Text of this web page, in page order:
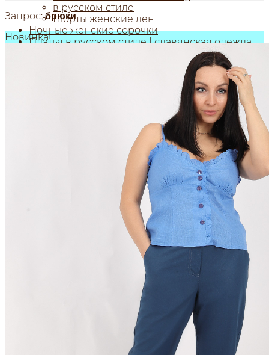
в русском стиле
Шорты женские лен
Ночные женские сорочки
Платья в русском стиле | славянская одежда
Шорты дачные (мужские / женские)
Сумки из льна для продуктов
Сумочки на шею | сумка для телефона...
Сумки через плечо женские
Косоворотки русские рубахи
Мужская одежда из льна
Рубашки из льна
Брюки из льна
Головные уборы
Шорты мужские из льна
Декоративные салфетки | народный стиль
Салфетки из льна в наборах
Постельное белье из льна и хлопка
Постельное белье из льна с вышивкой
Постельное белье из хлопка с вышивкой
Запрос:брюки
Новинка!